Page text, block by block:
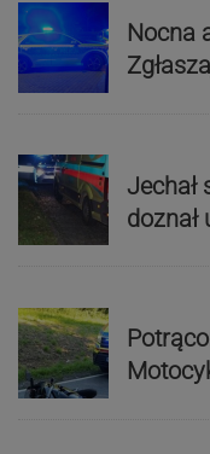
Nocna
Jechał
doznał